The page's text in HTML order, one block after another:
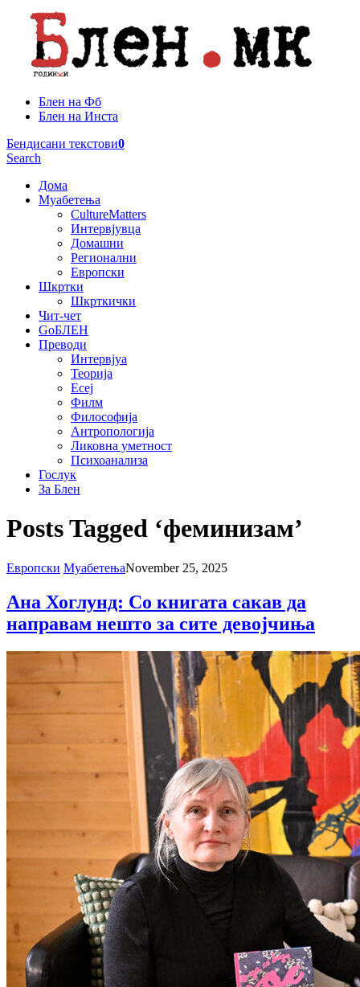
Блен на Фб
Блен на Инста
Бендисани текстови0
Search
Дома
Муабетења
CultureMatters
Интервјувца
Домашни
Регионални
Европски
Шкртки
Шкрткички
Чит-чет
GoБЛЕН
Преводи
Интервјуа
Теорија
Есеј
Филм
Философија
Антропологија
Ликовна уметност
Психоанализа
Гослук
За Блен
Posts Tagged ‘феминизам’
Европски МуабетењаNovember 25, 2025
Ана Хоглунд: Со книгата сакав да
направам нешто за сите девојчиња